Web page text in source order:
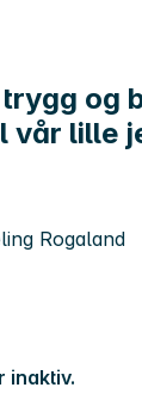
trygg og
vår lille
Rogaland
inaktiv.